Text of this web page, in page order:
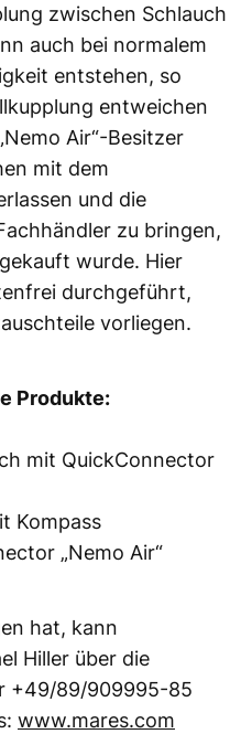
zwischen Schlauch
auch bei normalem
entstehen, so
entweichen
Air“-Besitzer
mit dem
und die
zu bringen,
wurde. Hier
durchgeführt,
vorliegen.
Produkte:
mit QuickConnector
Kompass
„Nemo Air“
hat, kann
Hiller über die
+49/89/909995-85
www.mares.com